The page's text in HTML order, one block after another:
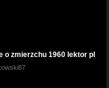
o zmierzchu 1960 lektor pl